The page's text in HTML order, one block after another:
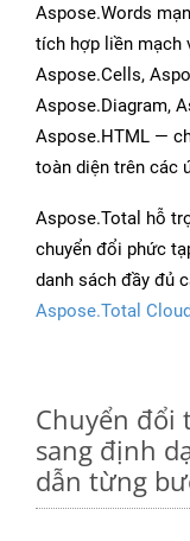
Aspose.Words
tích hợp liền mạch
Aspose.Cells,
Aspose.Diagram,
Aspose.HTML —
toàn diện trên các
Aspose.Total hỗ
chuyển đổi phức
danh sách đầy đủ
Aspose.Total
Chuyển đổi
sang định
dẫn từng